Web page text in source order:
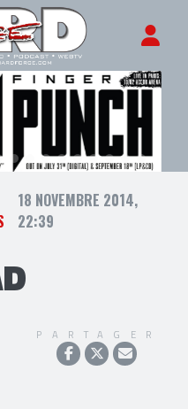
18 NOVEMBRE 2014,
22:39
PARTAGER